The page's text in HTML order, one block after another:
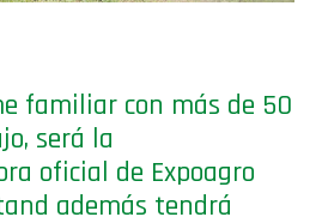
familiar con más de 50
será la
oficial de Expoagro
además tendrá